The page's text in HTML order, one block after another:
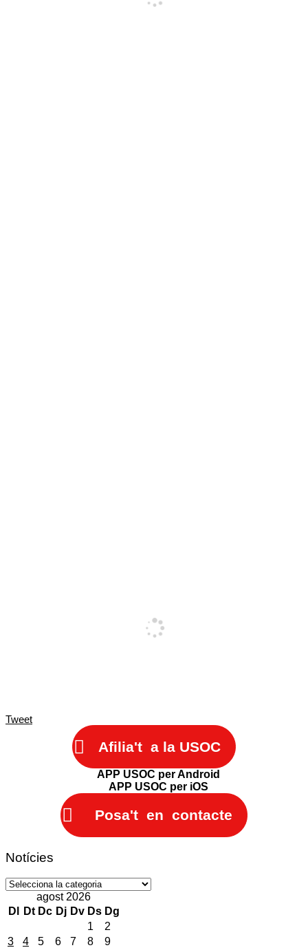
Tweet
Afilia't a la USOC
APP USOC per Android
APP USOC per iOS
Posa't en contacte
Notícies
Notícies
agost 2026
Dl
Dt Dc Dj Dv Ds Dg
1
2
3
4 5 6 7 8
9